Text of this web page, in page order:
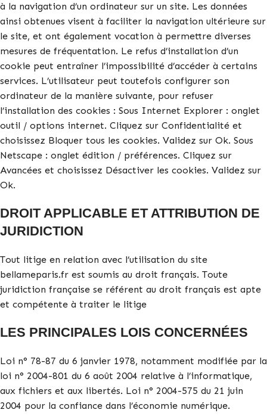
à la navigation d’un ordinateur sur un site. Les données
ainsi obtenues visent à faciliter la navigation ultérieure sur
le site, et ont également vocation à permettre diverses
mesures de fréquentation. Le refus d’installation d’un
cookie peut entraîner l’impossibilité d’accéder à certains
services. L’utilisateur peut toutefois configurer son
ordinateur de la manière suivante, pour refuser
l’installation des cookies : Sous Internet Explorer : onglet
outil / options internet. Cliquez sur Confidentialité et
choisissez Bloquer tous les cookies. Validez sur Ok. Sous
Netscape : onglet édition / préférences. Cliquez sur
Avancées et choisissez Désactiver les cookies. Validez sur
Ok.
DROIT APPLICABLE ET ATTRIBUTION DE
JURIDICTION
Tout litige en relation avec l’utilisation du site
bellameparis.fr est soumis au droit français. Toute
juridiction française se référent au droit français est apte
et compétente à traiter le litige
LES PRINCIPALES LOIS CONCERNÉES
Loi n° 78-87 du 6 janvier 1978, notamment modifiée par la
loi n° 2004-801 du 6 août 2004 relative à l’informatique,
aux fichiers et aux libertés. Loi n° 2004-575 du 21 juin
2004 pour la confiance dans l’économie numérique.